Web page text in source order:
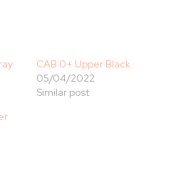
CAB 0+ Upper Black
05/04/2022
Similar post